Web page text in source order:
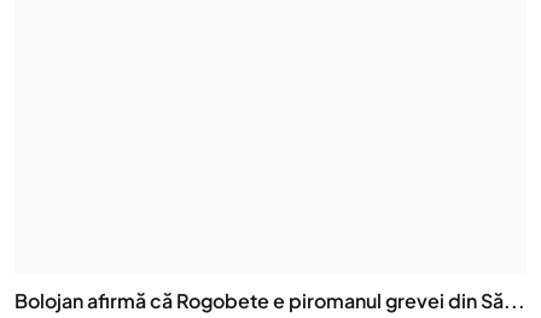
Bolojan afirmă că Rogobete e piromanul grevei din Să...